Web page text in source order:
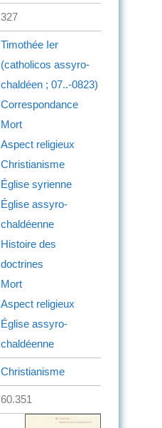
327
Timothée Ier
(catholicos assyro-
chaldéen ; 07..-0823)
Correspondance
Mort
Aspect religieux
Christianisme
Église syrienne
Église assyro-
chaldéenne
Histoire des
doctrines
Mort
Aspect religieux
Église assyro-
chaldéenne
Christianisme
60.351